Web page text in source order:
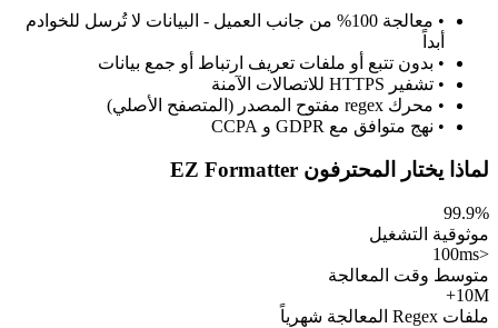
• معالجة 100% من جانب العميل - البيانات لا تُرسل للخوادم
أبداً
• بدون تتبع أو ملفات تعريف ارتباط أو جمع بيانات
• تشفير HTTPS للاتصالات الآمنة
• محرك regex مفتوح المصدر (المتصفح الأصلي)
• نهج متوافق مع GDPR و CCPA
لماذا يختار المحترفون EZ Formatter
99.9%
موثوقية التشغيل
<100ms
متوسط وقت المعالجة
10M+
ملفات Regex المعالجة شهرياً